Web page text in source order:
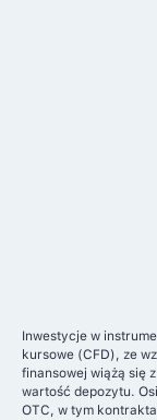
Inwestycje w
kursowe (CFD), ze
finansowej wiążą się
wartość depozytu.
OTC, w tym